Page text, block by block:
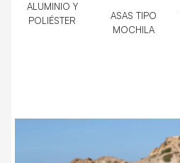
ALUMINIO Y
POLIÉSTER
ASAS TIPO
MOCHILA